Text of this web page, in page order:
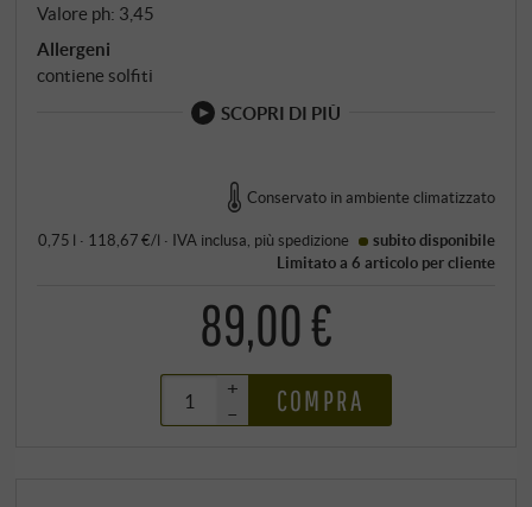
Valore ph: 3,45
Allergeni
contiene solfiti
SCOPRI DI PIÙ
Conservato in ambiente climatizzato
0,75 l · 118,67 €/l · IVA inclusa, piùspedizione
subito disponibile
Limitato a 6 articolo per cliente
89,00 €
+
–
COMPRA